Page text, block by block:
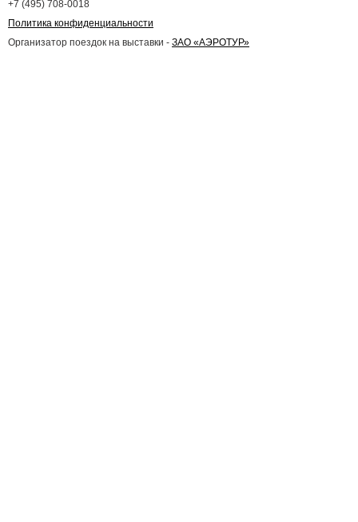
+7 (495) 708-0018
Политика конфиденциальности
Организатор поездок на выставки - ЗАО «АЭРОТУР»